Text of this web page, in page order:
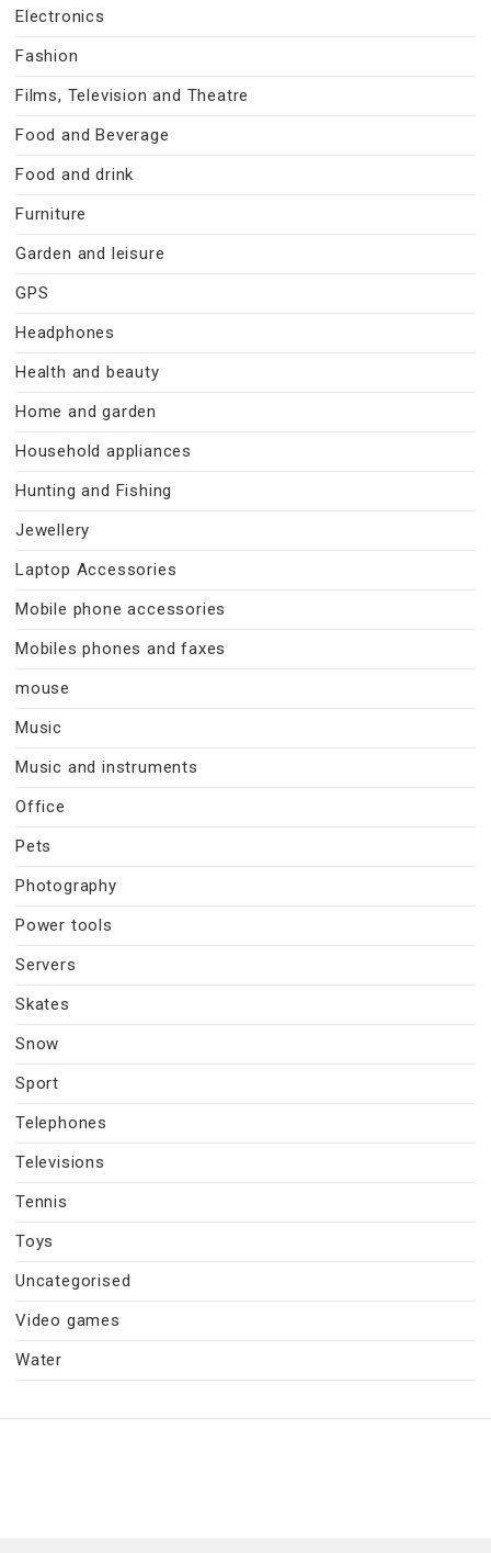
Electronics
Fashion
Films, Television and Theatre
Food and Beverage
Food and drink
Furniture
Garden and leisure
GPS
Headphones
Health and beauty
Home and garden
Household appliances
Hunting and Fishing
Jewellery
Laptop Accessories
Mobile phone accessories
Mobiles phones and faxes
mouse
Music
Music and instruments
Office
Pets
Photography
Power tools
Servers
Skates
Snow
Sport
Telephones
Televisions
Tennis
Toys
Uncategorised
Video games
Water